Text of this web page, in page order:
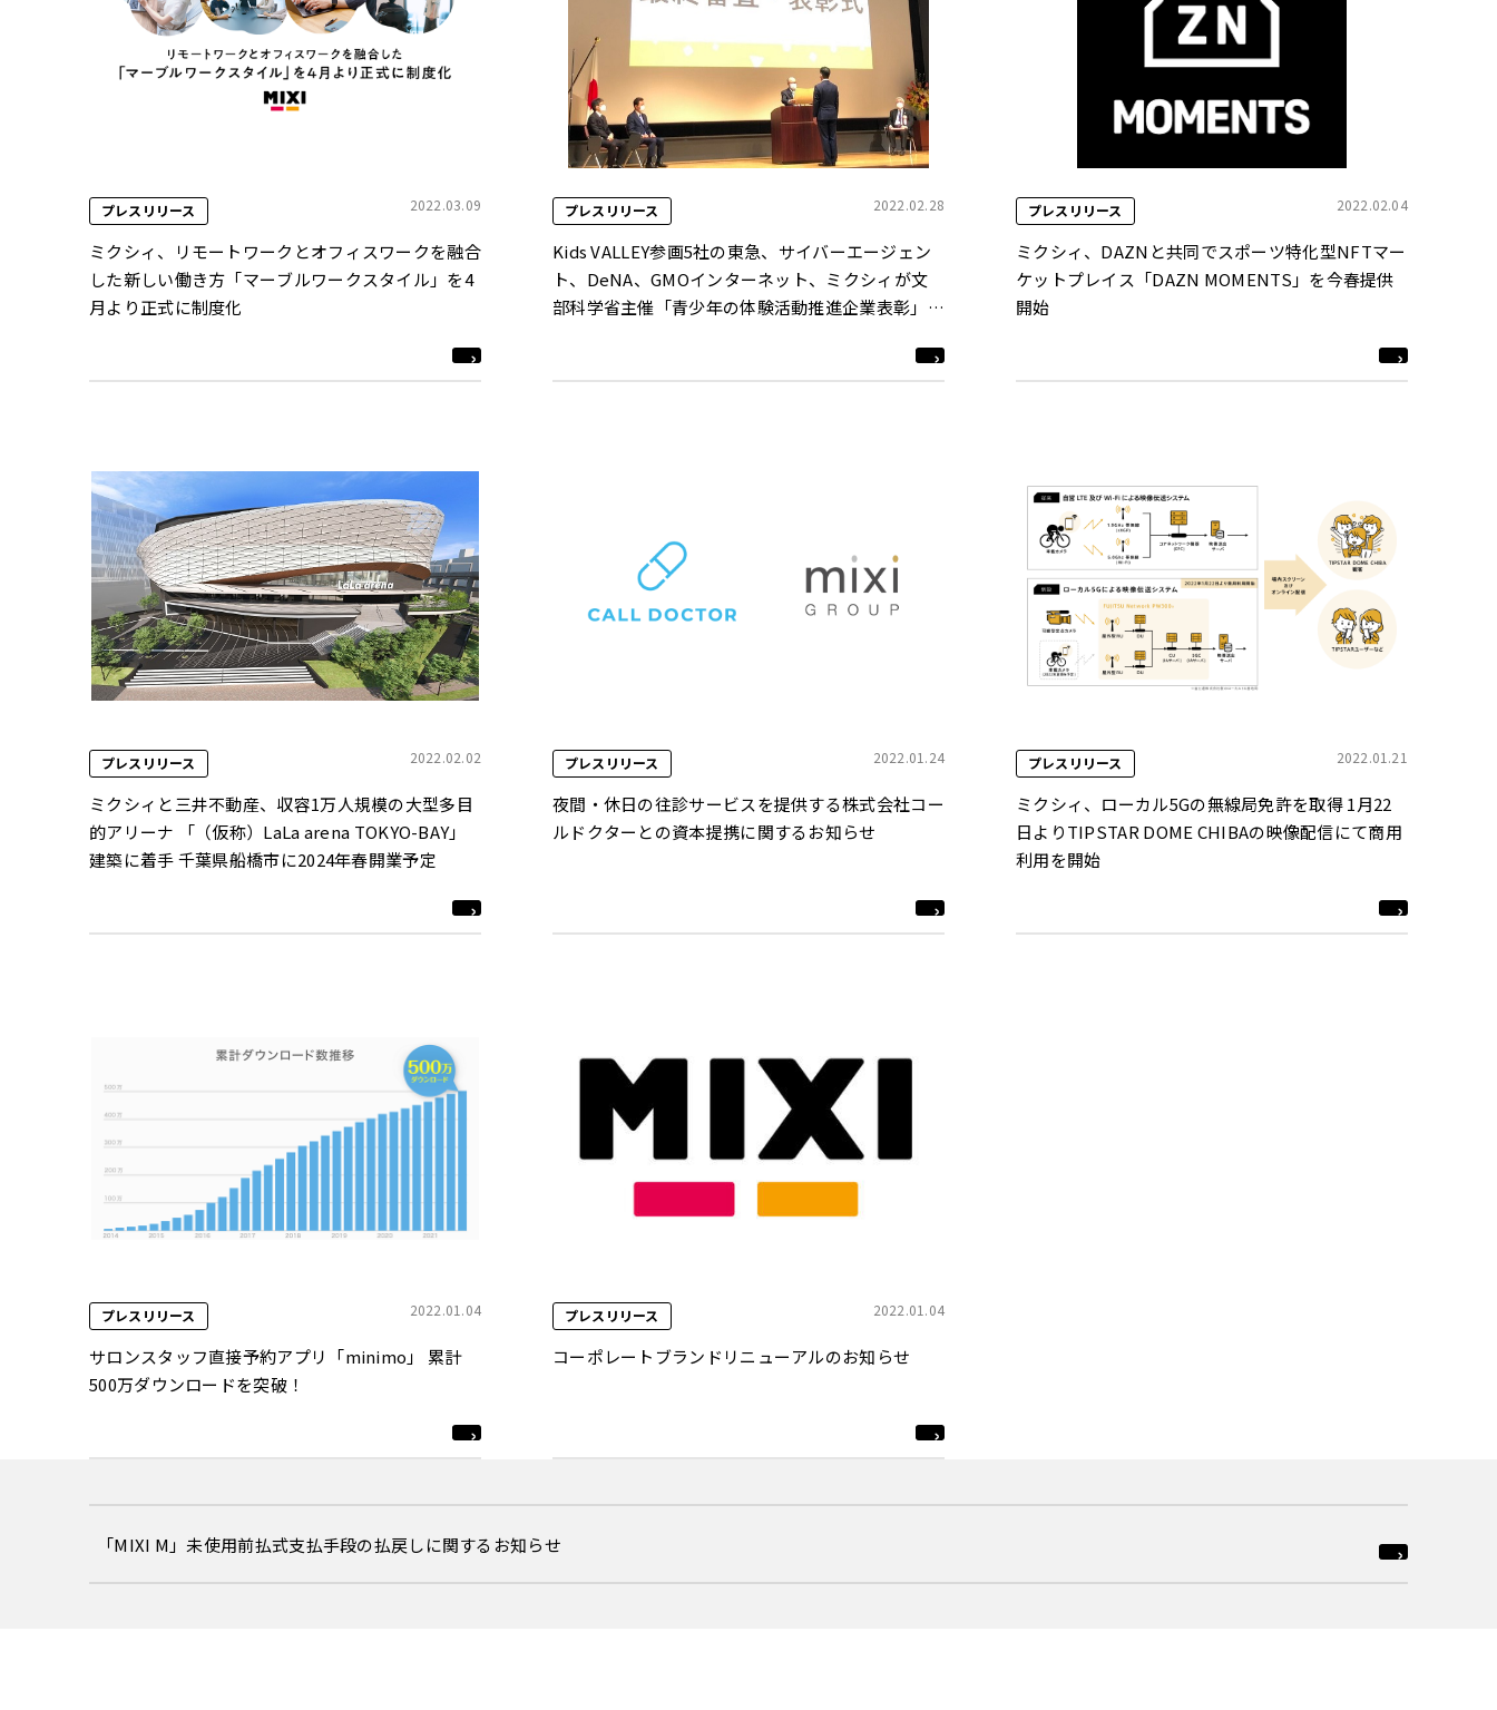
プレスリリース 2022.03.09
ミクシィ、リモートワークとオフィスワークを融合
した新しい働き⽅「マーブルワークスタイル」を4
月より正式に制度化
プレスリリース 2022.02.28
Kids VALLEY参画5社の東急、サイバーエージェン
ト、DeNA、GMOインターネット、ミクシィが文
部科学省主催「青少年の体験活動推進企業表彰」に
プレスリリース 2022.02.04
ミクシィ、DAZNと共同でスポーツ特化型NFTマー
ケットプレイス「DAZN MOMENTS」を今春提供
開始
プレスリリース 2022.02.02
ミクシィと三井不動産、収容1万人規模の大型多目
的アリーナ 「（仮称）LaLa arena TOKYO-BAY」
建築に着手 千葉県船橋市に2024年春開業予定
プレスリリース 2022.01.24
夜間・休日の往診サービスを提供する株式会社コー
ルドクターとの資本提携に関するお知らせ
プレスリリース 2022.01.21
ミクシィ、ローカル5Gの無線局免許を取得 1月22
日よりTIPSTAR DOME CHIBAの映像配信にて商用
利用を開始
プレスリリース 2022.01.04
サロンスタッフ直接予約アプリ「minimo」 累計
500万ダウンロードを突破！
プレスリリース 2022.01.04
コーポレートブランドリニューアルのお知らせ
「MIXI M」未使用前払式支払手段の払戻しに関するお知らせ